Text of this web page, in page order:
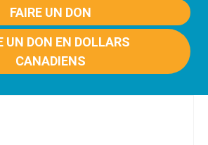
FAIRE UN DON
UN DON EN DOLLARS
CANADIENS